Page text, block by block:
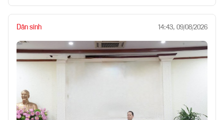
Dân sinh 14:43, 09/08/2026